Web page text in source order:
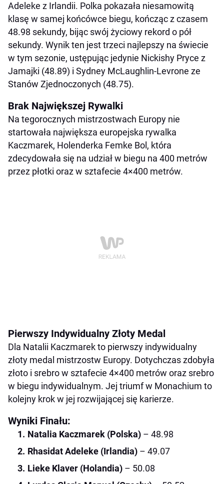
Adeleke z Irlandii. Polka pokazała niesamowitą
klasę w samej końcówce biegu, kończąc z czasem
48.98 sekundy, bijąc swój życiowy rekord o pół
sekundy. Wynik ten jest trzeci najlepszy na świecie
w tym sezonie, ustępując jedynie Nickishy Pryce z
Jamajki (48.89) i Sydney McLaughlin-Levrone ze
Stanów Zjednoczonych (48.75).
Brak Największej Rywalki
Na tegorocznych mistrzostwach Europy nie
startowała największa europejska rywalka
Kaczmarek, Holenderka Femke Bol, która
zdecydowała się na udział w biegu na 400 metrów
przez płotki oraz w sztafecie 4×400 metrów.
Pierwszy Indywidualny Złoty Medal
Dla Natalii Kaczmarek to pierwszy indywidualny
złoty medal mistrzostw Europy. Dotychczas zdobyła
złoto i srebro w sztafecie 4×400 metrów oraz srebro
w biegu indywidualnym. Jej triumf w Monachium to
kolejny krok w jej rozwijającej się karierze.
Wyniki Finału:
Natalia Kaczmarek (Polska) – 48.98
Rhasidat Adeleke (Irlandia) – 49.07
Lieke Klaver (Holandia) – 50.08